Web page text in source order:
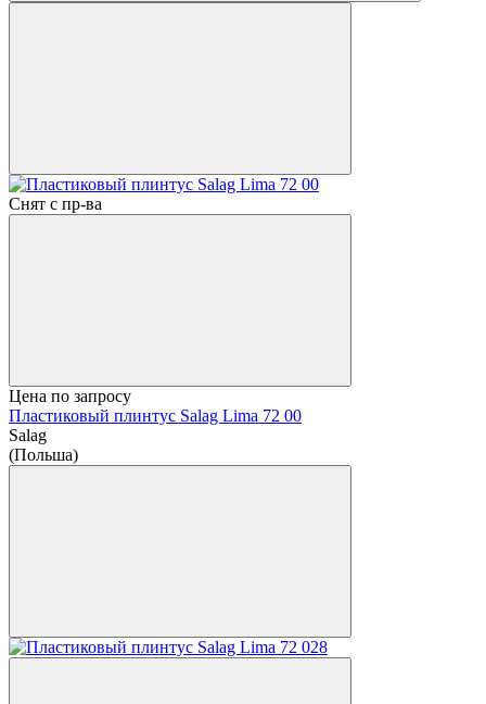
Снят с пр-ва
Цена по запросу
Пластиковый плинтус Salag Lima 72 00
Salag
(Польша)